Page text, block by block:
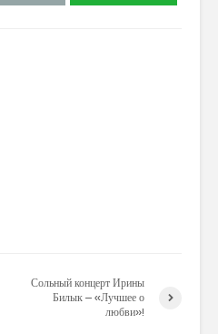
Сольный концерт Ирины
Билык – «Лучшее о
любви»!